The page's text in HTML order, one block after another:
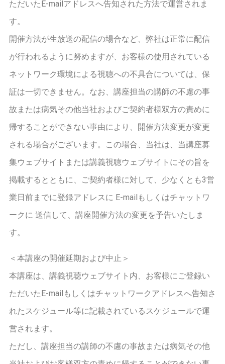
ただいたE-mailアドレスへ告知された方法で運営されま
す。
開催方法が生放送の配信の場合など、弊社は正常に配信
が行われるように努めますが、お客様の使用されている
ネットワーク環境による視聴への不具合については、保
証は一切できません。なお、講座担当の講師の不慮の事
故または病気その他当社およびご契約者様双方の責めに
帰することができない事由により、開催方法変更が変更
される場合がございます。この場合、当社は、当講座募
集ウェブサイトまたは講義視聴ウェブサイトにその旨を
掲載するとともに、ご契約者様に対して、少なくとも3営
業日前までに登録アドレスに E-mailもしくはチャットワ
ークに 送信して、講座開催方法の変更を予告いたしま
す。
＜本講座の開催延期および中止＞
本講座は、講義視聴ウェブサイト内、お客様にご登録い
ただいたE-mailもしくはチャットワークアドレスへ告知さ
れたスケジュール等に記載されているスケジュールで運
営されます。
ただし、講座担当の講師の不慮の事故または病気その他